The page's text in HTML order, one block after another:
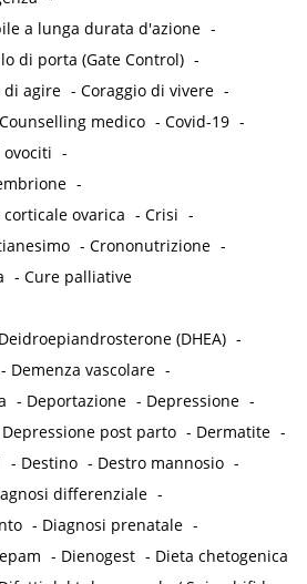
a lunga durata d'azione -
di porta (Gate Control) -
di agire -Coraggio di vivere -
Counselling medico -Covid-19 -
-
-
ovarica -Crisi -
-Crononutrizione -
-Cure palliative
Deidroepiandrosterone (DHEA) -
- Demenza vascolare -
- Deportazione - Depressione -
Depressione post parto - Dermatite -
- Destino - Destro mannosio -
differenziale -
- Diagnosi prenatale -
- Dienogest - Dieta chetogenica